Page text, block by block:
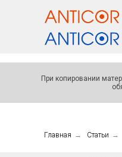
При копировании
Главная → Статьи →